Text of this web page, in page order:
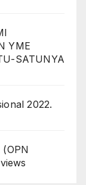
YME
SATUNYA
2022.